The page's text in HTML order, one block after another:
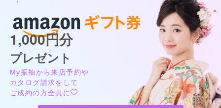
1,000円分
プレゼント
My振袖から来店予約や
カタログ請求をして
ご成約の方全員に